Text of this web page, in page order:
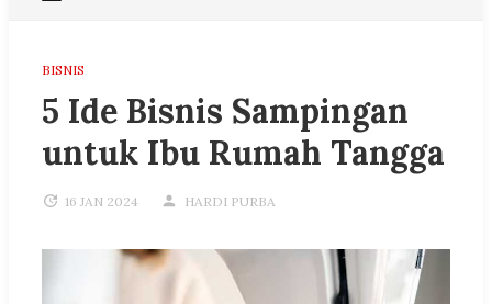
BISNIS
5 Ide Bisnis Sampingan
untuk Ibu Rumah Tangga
16 JAN 2024 HARDI PURBA